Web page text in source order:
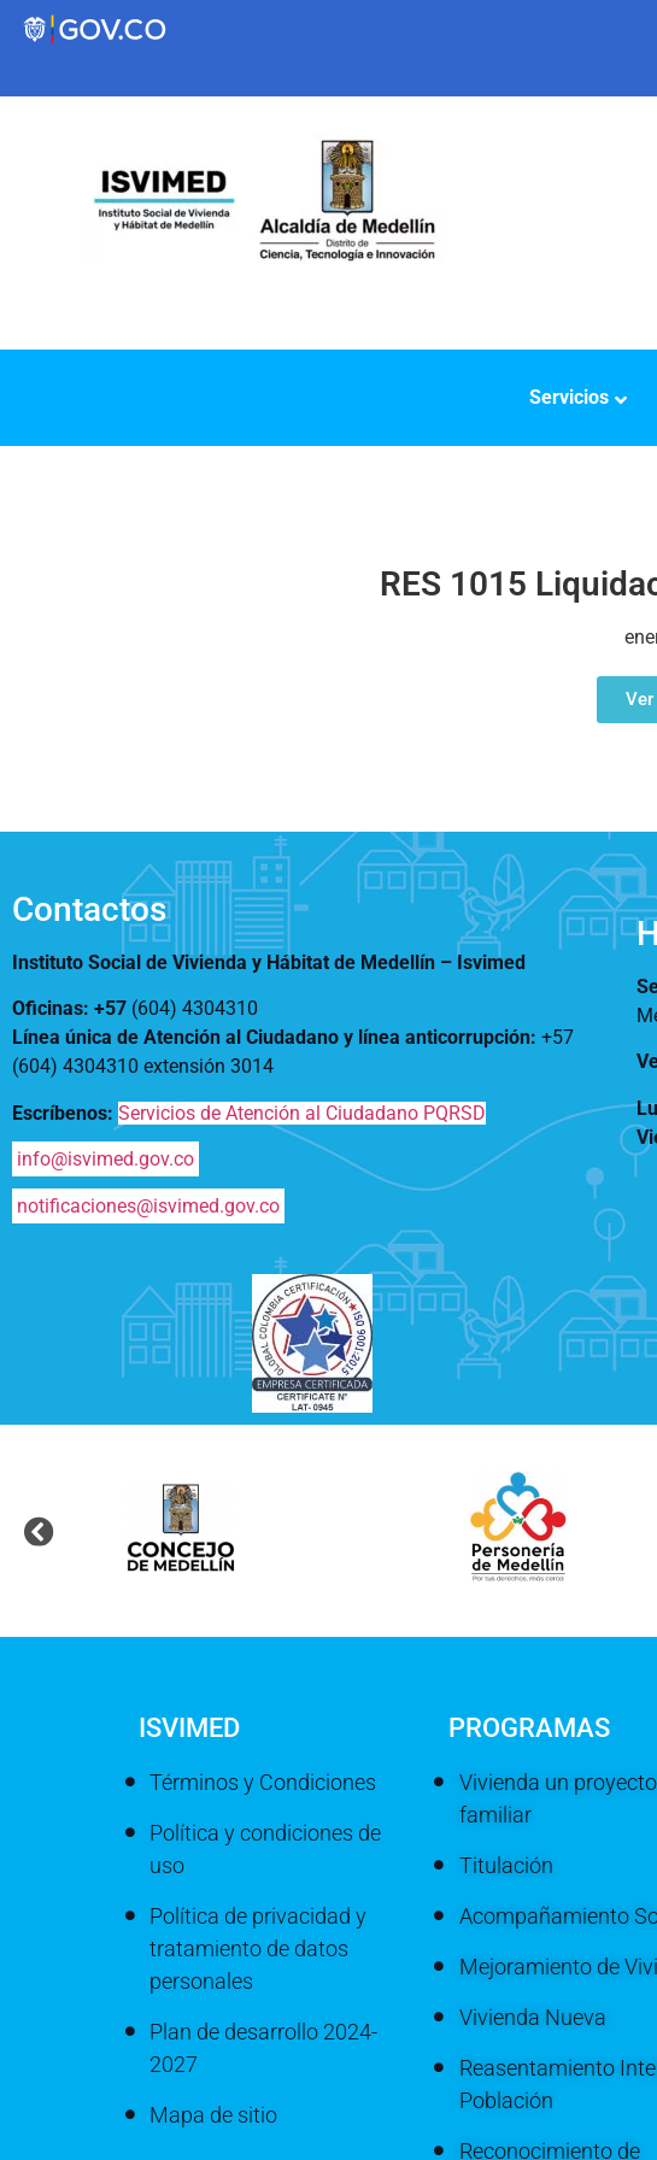
Servicios a la Ciudadanía
OPV-JVC
Contraste
Centro de relevo
Servicios
RES 1015
Contactos
Instituto Social de Vivienda y Hábitat de Medellín – Isvimed
Oficinas: +57 (604) 4304310
Línea única de Atención al Ciudadano y línea anticorrupción: +57
(604) 4304310 extensión 3014
Escríbenos: Servicios de Atención al Ciudadano PQRSD
info@isvimed.gov.co
notificaciones@isvimed.gov.co
ISVIMED
Términos y Condiciones
Política y condiciones de
uso
Política de privacidad y
tratamiento de datos
personales
Plan de desarrollo 2024-
2027
Mapa de sitio
PROGRAMAS
Vivienda un proyecto
familiar
Titulación
Acompañamiento
Mejoramiento de
Vivienda Nueva
Reasentamiento
Población
Reconocimiento de